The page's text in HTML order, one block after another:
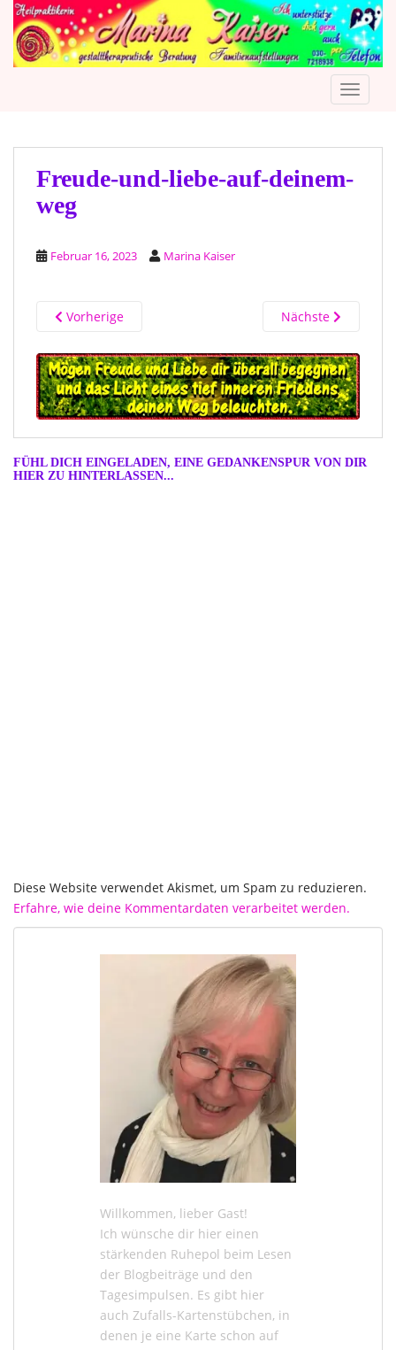
Freude-und-liebe-auf-deinem-
weg
Februar 16, 2023 Marina Kaiser
Vorherige Nächste
FÜHL DICH EINGELADEN, EINE GEDANKENSPUR VON DIR
HIER ZU HINTERLASSEN...
Diese Website verwendet Akismet, um Spam zu reduzieren.
Erfahre, wie deine Kommentardaten verarbeitet werden.
Willkommen, lieber Gast!
Ich wünsche dir hier einen
stärkenden Ruhepol beim Lesen
der Blogbeiträge und den
Tagesimpulsen. Es gibt hier
auch Zufalls-Kartenstübchen, in
denen je eine Karte schon auf